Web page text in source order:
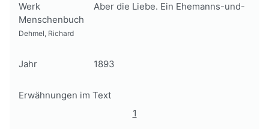
Werk
Aber die Liebe. Ein Ehemanns-und-
Menschenbuch
Dehmel, Richard
Jahr 1893
Erwähnungen im Text
1